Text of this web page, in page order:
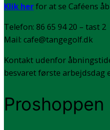
Klik herfor at se Caféens
Telefon: 86 65 94 20 – tast 2
Mail: cafe@tangegolf.dk
Kontakt udenfor
besvaret første arbejdsdag
Proshoppen